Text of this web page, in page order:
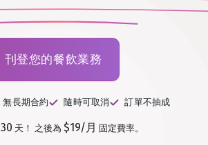
刊登您的餐飲業務
無長期合約 隨時可取消 訂單不抽成
30 天！ 之後為 $19/月 固定費率。